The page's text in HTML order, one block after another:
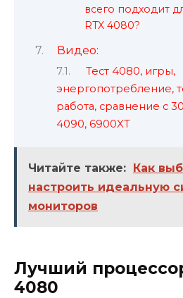
всего подходит
RTX 4080?
Видео:
Тест 4080, игры,
энергопотребление,
работа, сравнение с
4090, 6900XT
Читайте также: Как
настроить идеальную
мониторов
Лучший
4080